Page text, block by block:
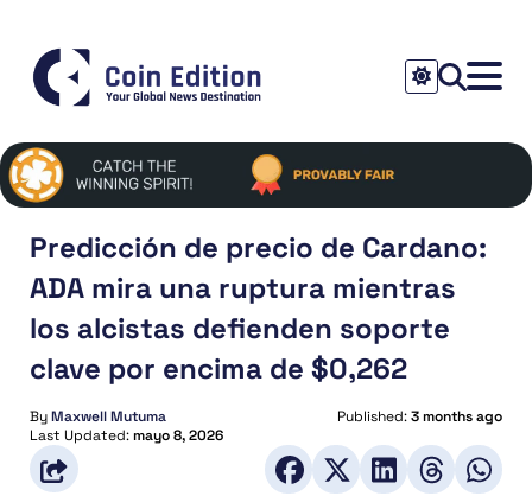
Predicción de precio de Cardano:
ADA mira una ruptura mientras
los alcistas defienden soporte
clave por encima de $0,262
ByMaxwell Mutuma Published:3 months ago
Last Updated:mayo 8, 2026